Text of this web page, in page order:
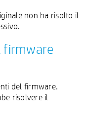
non ha risolto il
firmware
del firmware.
risolvere il